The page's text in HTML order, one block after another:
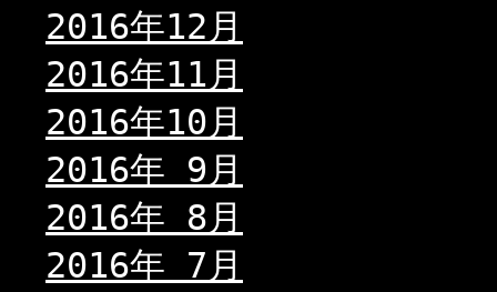
2016年12月
2016年11月
2016年10月
2016年 9月
2016年 8月
2016年 7月